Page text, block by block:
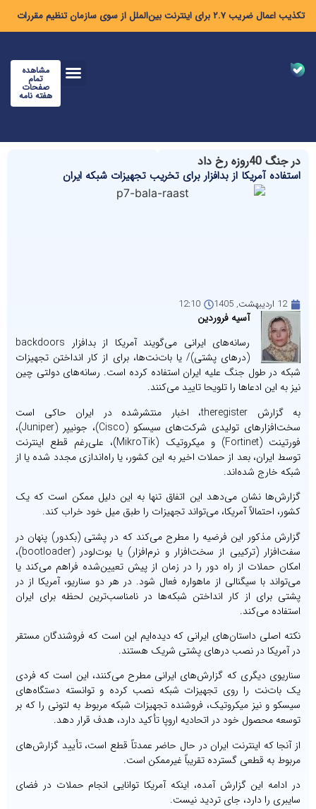
تکذیب اعمال ضریب ۲.۷ برای اینترنت بین‌الملل از سوی سازمان تنظیم مقررات
مشاهده
تمام
صفحات
هفته نامه
در جنگ 40روزه رخ داد
استفاده آمریکا از بدافزار برای تخریب تجهیزات شبکه ایران
12 اردیبهشت, 1405 12:10
آسیه فروردین
رسانه‌های ایرانی می‌گویند آمریکا از بدافزار backdoors
(در‌های پشتی)/ یا بات‌نت‌ها، برای از کار انداختن تجهیزات
شبکه در طول جنگ علیه ایران استفاده کرده است. رسانه‌های دولتی چین
نیز به این ادعاها را تلویحا تایید می‌کنند.
به گزارش theregister، اخبار منتشرشده در ایران حاکی است
سخت‌افزارهای تولیدی شرکت‌های سیسکو (Cisco)، جونیپر (Juniper)،
فورتینت (Fortinet) و میکروتیک (MikroTik)، علی‌رغم قطع اینترنت
توسط ایران، بعد از حملات اخیر به این کشور، یا راه‌اندازی مجدد شده‌ یا از
شبکه خارج شده‌اند.
گزارش‌ها نشان می‌دهد این اتفاق تنها به این دلیل ممکن است که یک
کشور، احتمالاً آمریکا، می‌تواند تجهیزات را طبق میل خود خراب کند.
گزارش مذکور این فرضیه را مطرح می‌کند که در پشتی (بکدور) پنهان در
سفت‌افزار (ترکیبی از سخت‌افزار و نرم‌افزار) یا بوت‌لودر (bootloader)،
امکان حملات از راه دور را در زمان از پیش تعیین‌شده فراهم می‌کند یا
می‌تواند با سیگنالی از ماهواره فعال شود. در هر دو سناریو، آمریکا از در
پشتی برای از کار انداختن شبکه‌ها در نامناسب‌ترین لحظه برای ایران
استفاده می‌کند.
نکته اصلی داستان‌های ایرانی که دیده‌ایم این است که فروشندگان مستقر
در آمریکا در نصب درهای پشتی شریک هستند.
سناریوی دیگری که گزارش‌های ایرانی مطرح می‌کنند، این است که فردی
یک بات‌نت را روی تجهیزات شبکه نصب کرده و توانسته دستگاه‌های
سیسکو و نیز میکروتیک، فروشنده تجهیزات شبکه مربوط به لتونی را که بر
توسعه محصول خود در اتحادیه اروپا تأکید دارد، هدف قرار دهد.
از آنجا که اینترنت ایران در حال حاضر عمدتاً قطع است، تأیید گزارش‌های
مربوط به قطعی گسترده تقریباً غیرممکن است.
در ادامه این گزارش آمده، اینکه آمریکا توانایی انجام حملات در فضای
سایبری را دارد، جای تردید نیست.